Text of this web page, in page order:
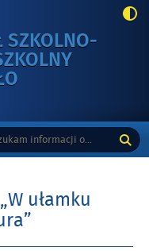
SZKOLNO-
„W
UŁAMKU
–
MARTWA
NATURA”
ułamku